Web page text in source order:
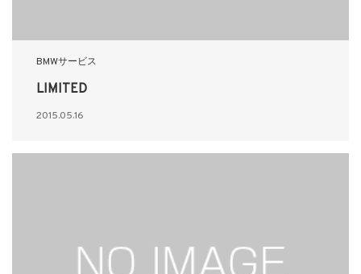
BMWサービス
LIMITED
2015.05.16